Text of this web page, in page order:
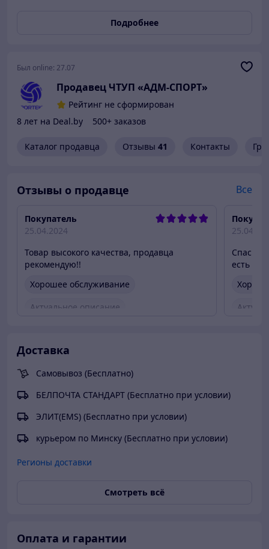
Подробнее
Был online: 27.07
Продавец ЧТУП «АДМ-СПОРТ»
Рейтинг не сформирован
8 лет на Deal.by
500+ заказов
Каталог продавца Отзывы 41 Контакты
Отзывы о продавце Все
Покупатель
25.04.2024
Товар высокого качества, продавца
рекомендую!!
Хорошее обслуживание
Актуальное описание
Быстро отправили товар
Вежливый продавец
Актуальная цена
Товар был в наличии
есть
Доставка
Самовывоз (Бесплатно)
БЕЛПОЧТА СТАНДАРТ (Бесплатно при условии)
ЭЛИТ(EMS) (Бесплатно при условии)
курьером по Минску (Бесплатно при условии)
Регионы доставки
Смотреть всё
Оплата и гарантии